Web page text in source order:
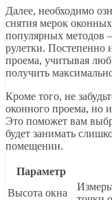
Далее, необходимо
снятия мерок
популярных методов
рулетки. Постепенно
проема, учитывая
получить
Кроме того, не
оконного проема, но
Это поможет вам
будет занимать
помещении.
Параметр
Высота окна